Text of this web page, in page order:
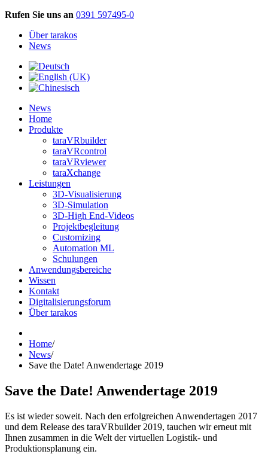
Rufen Sie uns an 0391 597495-0
Über tarakos
News
News
Home
Produkte
taraVRbuilder
taraVRcontrol
taraVRviewer
taraXchange
Leistungen
3D-Visualisierung
3D-Simulation
3D-High End-Videos
Projektbegleitung
Customizing
Automation ML
Schulungen
Anwendungsbereiche
Wissen
Kontakt
Digitalisierungsforum
Über tarakos
Home/
News/
Save the Date! Anwendertage 2019
Save the Date! Anwendertage 2019
Es ist wieder soweit. Nach den erfolgreichen Anwendertagen 2017
und dem Release des taraVRbuilder 2019, tauchen wir erneut mit
Ihnen zusammen in die Welt der virtuellen Logistik- und
Produktionsplanung ein.